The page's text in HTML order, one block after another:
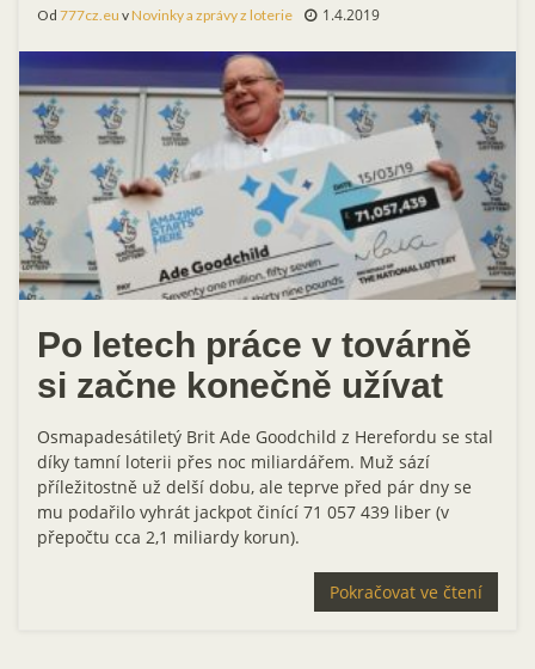
Od 777cz.eu vNovinky a zprávy z loterie 1.4.2019
Po letech práce v továrně
si začne konečně užívat
Osmapadesátiletý Brit Ade Goodchild z Herefordu se stal
díky tamní loterii přes noc miliardářem. Muž sází
příležitostně už delší dobu, ale teprve před pár dny se
mu podařilo vyhrát jackpot činící 71 057 439 liber (v
přepočtu cca 2,1 miliardy korun).
Pokračovat ve čtení